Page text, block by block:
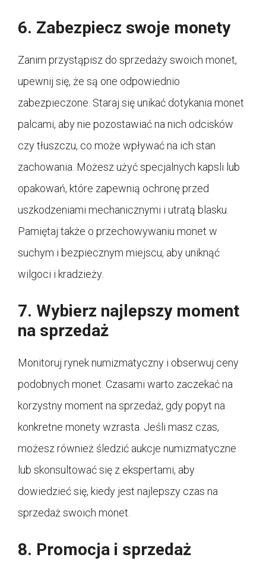
6. Zabezpiecz swoje monety
Zanim przystąpisz do sprzedaży swoich monet,
upewnij się, że są one odpowiednio
zabezpieczone. Staraj się unikać dotykania monet
palcami, aby nie pozostawiać na nich odcisków
czy tłuszczu, co może wpływać na ich stan
zachowania. Możesz użyć specjalnych kapsli lub
opakowań, które zapewnią ochronę przed
uszkodzeniami mechanicznymi i utratą blasku.
Pamiętaj także o przechowywaniu monet w
suchym i bezpiecznym miejscu, aby uniknąć
wilgoci i kradzieży.
7. Wybierz najlepszy moment
na sprzedaż
Monitoruj rynek numizmatyczny i obserwuj ceny
podobnych monet. Czasami warto zaczekać na
korzystny moment na sprzedaż, gdy popyt na
konkretne monety wzrasta. Jeśli masz czas,
możesz również śledzić aukcje numizmatyczne
lub skonsultować się z ekspertami, aby
dowiedzieć się, kiedy jest najlepszy czas na
sprzedaż swoich monet.
8. Promocja i sprzedaż